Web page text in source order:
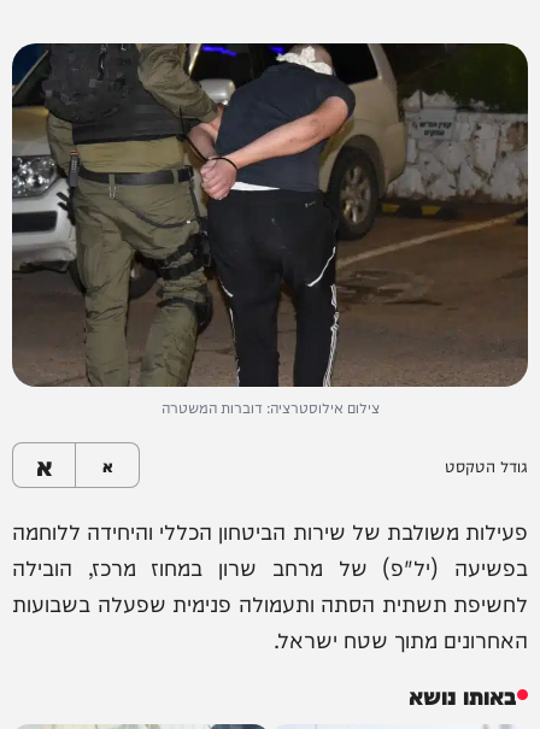
צילום אילוסטרציה: דוברות המשטרה
גודל הטקסט א א
פעילות משולבת של שירות הביטחון הכללי והיחידה ללוחמה
בפשיעה (יל"פ) של מרחב שרון במחוז מרכז, הובילה
לחשיפת תשתית הסתה ותעמולה פנימית שפעלה בשבועות
האחרונים מתוך שטח ישראל.
באותו נושא